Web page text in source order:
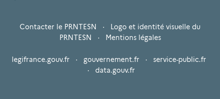
Contacter le PRNTESN ·
Logo et identité visuelle du
PRNTESN
· Mentions légales
legifrance.gouv.fr · gouvernement.fr · service-public.fr
· data.gouv.fr